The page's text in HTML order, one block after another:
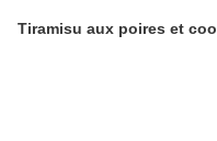
Tiramisu aux poires et